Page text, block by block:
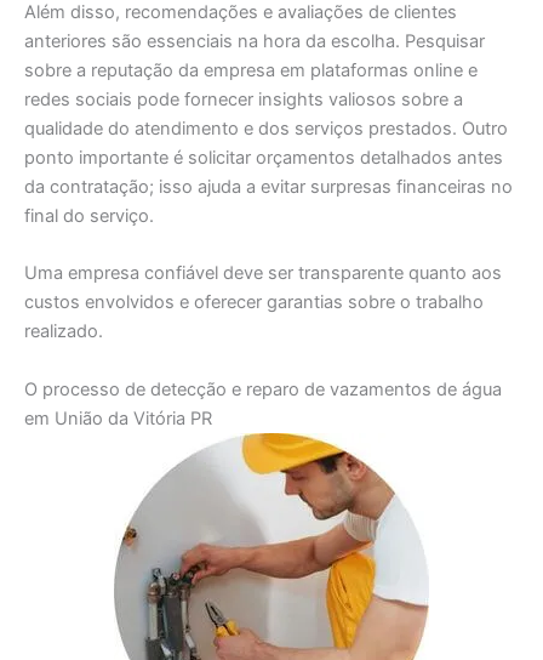
Além disso, recomendações e avaliações de clientes
anteriores são essenciais na hora da escolha. Pesquisar
sobre a reputação da empresa em plataformas online e
redes sociais pode fornecer insights valiosos sobre a
qualidade do atendimento e dos serviços prestados. Outro
ponto importante é solicitar orçamentos detalhados antes
da contratação; isso ajuda a evitar surpresas financeiras no
final do serviço.
Uma empresa confiável deve ser transparente quanto aos
custos envolvidos e oferecer garantias sobre o trabalho
realizado.
O processo de detecção e reparo de vazamentos de água
em União da Vitória PR